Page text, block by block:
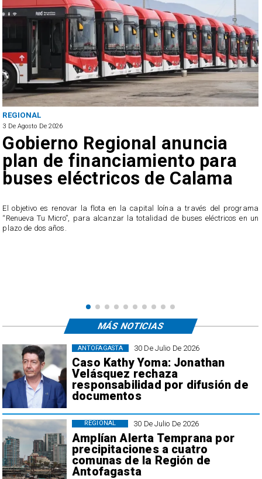
POLICIAL
3 De Agosto De 2026
Cinco detenidos: Desarticulan
tres puntos de venta de
drogas en Antofagasta
Los procedimientos terminaron con la incautación de más de 1,2 kilos
drogas, correspondientes a pasta base de cocaína, marihuana
clorhidrato de cocaína.
30 De Julio De 2026
Caso Kathy Yoma: Jonathan
Velásquez rechaza
responsabilidad por difusión de
documentos
ANTOFAGASTA
30 De Julio De 2026
Amplían Alerta Temprana por
precipitaciones a cuatro
comunas de la Región de
Antofagasta
REGIONAL
MÁS NOTICIAS